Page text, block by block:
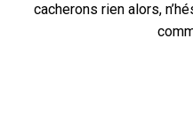
cacherons rien alors,